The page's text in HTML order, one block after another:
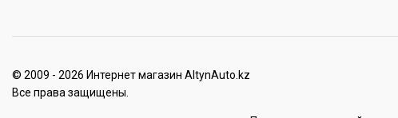
© 2009 - 2026 Интернет магазин AltynAuto.kz
Все права защищены.